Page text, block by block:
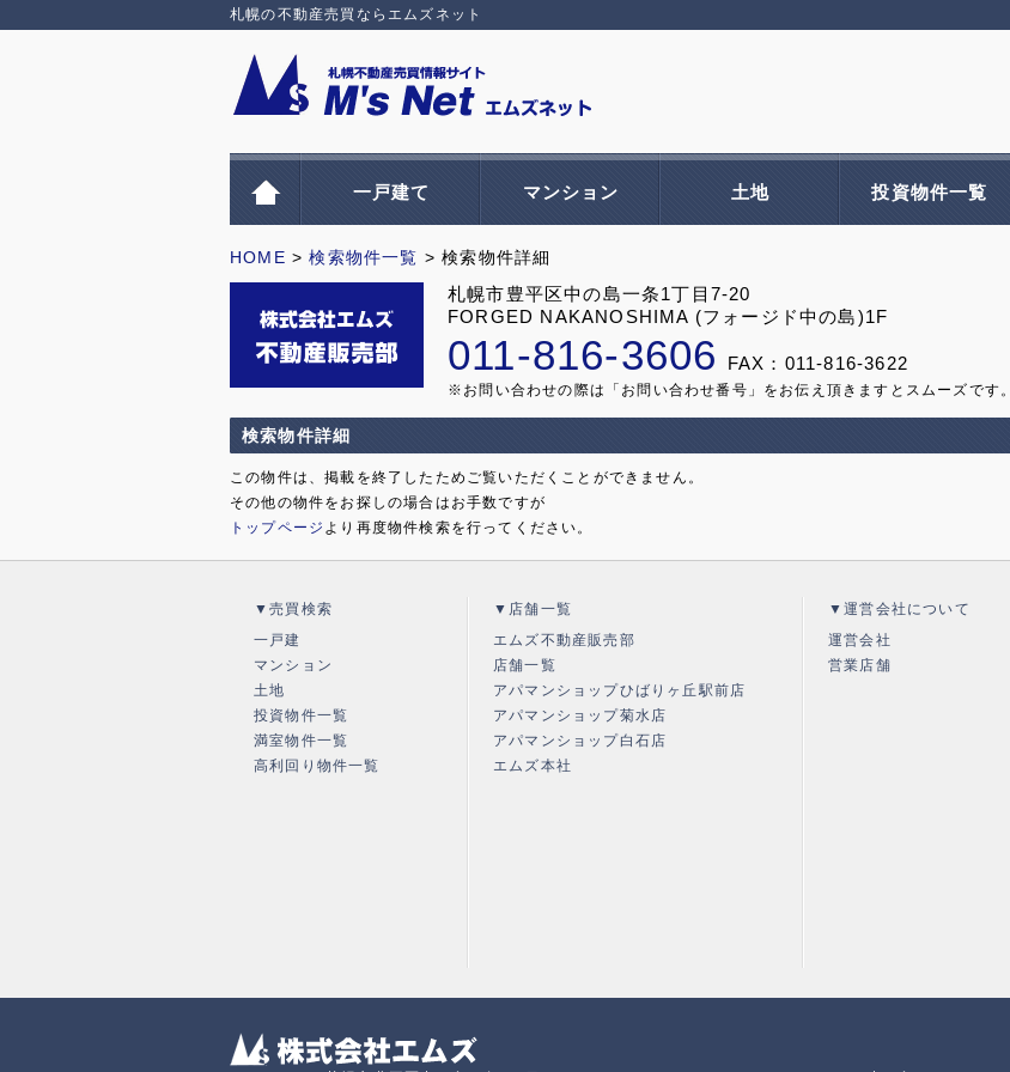
札幌の不動産売買ならエムズネット
一戸建て マンション 土地 投資物件一覧
HOME >検索物件一覧 > 検索物件詳細
札幌市豊平区中の島一条1丁目7-20
FORGED NAKANOSHIMA (フォージド中の島)1F
011-816-3606 FAX：011-816-3622
※お問い合わせの際は「お問い合わせ番号」をお伝え頂きますとスムーズです。
検索物件詳細
この物件は、掲載を終了したためご覧いただくことができません。
その他の物件をお探しの場合はお手数ですが
トップページ より再度物件検索を行ってください。
▼売買検索
一戸建
マンション
土地
投資物件一覧
満室物件一覧
高利回り物件一覧
▼店舗一覧
エムズ不動産販売部
店舗一覧
アパマンショップひばりヶ丘駅前店
アパマンショップ菊水店
アパマンショップ白石店
エムズ本社
▼運営会社について
運営会社
営業店舗